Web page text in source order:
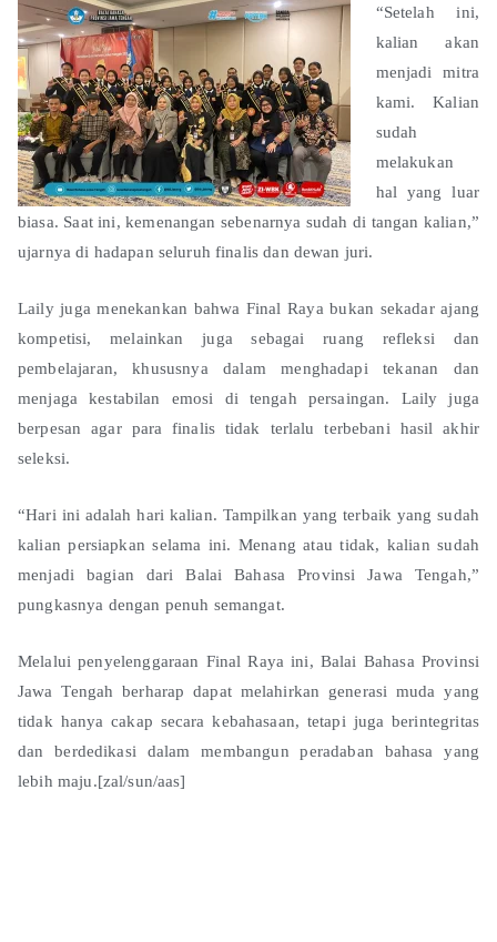
“Setelah ini,
kalian akan
menjadi mitra
kami. Kalian
sudah
melakukan
hal yang luar
biasa. Saat ini, kemenangan sebenarnya sudah di tangan kalian,”
ujarnya di hadapan seluruh finalis dan dewan juri.
Laily juga menekankan bahwa Final Raya bukan sekadar ajang
kompetisi, melainkan juga sebagai ruang refleksi dan
pembelajaran, khususnya dalam menghadapi tekanan dan
menjaga kestabilan emosi di tengah persaingan. Laily juga
berpesan agar para finalis tidak terlalu terbebani hasil akhir
seleksi.
“Hari ini adalah hari kalian. Tampilkan yang terbaik yang sudah
kalian persiapkan selama ini. Menang atau tidak, kalian sudah
menjadi bagian dari Balai Bahasa Provinsi Jawa Tengah,”
pungkasnya dengan penuh semangat.
Melalui penyelenggaraan Final Raya ini, Balai Bahasa Provinsi
Jawa Tengah berharap dapat melahirkan generasi muda yang
tidak hanya cakap secara kebahasaan, tetapi juga berintegritas
dan berdedikasi dalam membangun peradaban bahasa yang
lebih maju.[zal/sun/aas]